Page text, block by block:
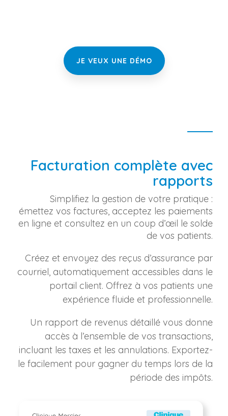
JE VEUX UNE DÉMO
Facturation complète avec
rapports
Simplifiez la gestion de votre pratique :
émettez vos factures, acceptez les paiements
en ligne et consultez en un coup d’œil le solde
de vos patients.
Créez et envoyez des reçus d’assurance par
courriel, automatiquement accessibles dans le
portail client. Offrez à vos patients une
expérience fluide et professionnelle.
Un rapport de revenus détaillé vous donne
accès à l’ensemble de vos transactions,
incluant les taxes et les annulations. Exportez-
le facilement pour gagner du temps lors de la
période des impôts.